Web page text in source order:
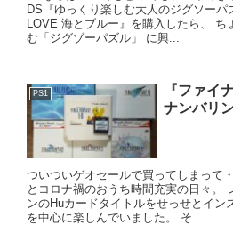
DS『ゆっくり楽しむ大人のジグソーパ
LOVE 海とブルー』を購入したら、 ち
む「ジグゾーパズル」 に興...
PS1
『ファイ
ナンバリ
ついついゲオセールで買ってしまって
とコロナ禍のおうち時間充実の日々。
ンのHuカードタイトルをせっせとイン
を中心に楽しんでいました。 そ...